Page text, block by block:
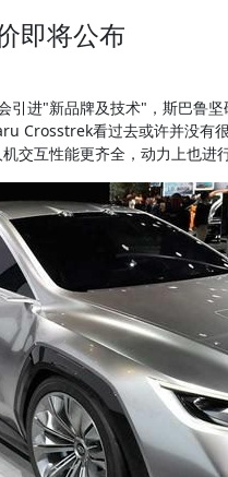
即将公布
进"新品牌及技术"，斯巴鲁
Crosstrek看过去或许并没有
交互性能更齐全，动力上也进行